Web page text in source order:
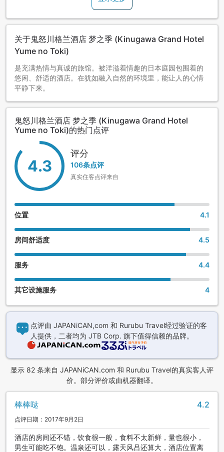
关于鬼怒川格兰酒店 梦之季 (Kinugawa Grand Hotel
Yume no Toki)
是充满热情与真诚的旅馆。被洋溢着情趣的日本庭园包围着的
悠闲、舒适的酒店。在犹如融入自然的环境里，能让人的心情
平静下来。
鬼怒川格兰酒店 梦之季 (Kinugawa Grand Hotel
Yume no Toki)的热门点评
4.3
评分
106条点评
真实住客点评来自
位置 4.1
房间舒适度 4.5
服务 4.4
其它设施服务 4
点评由 JAPANiCAN,com 和 Rurubu Travel经过验证的客
人提供，二者均为 JTB Corp. 旗下值得信赖的品牌。
显示 82 条来自 JAPANiCAN.com 和 Rurubu Travel的真实客人评
价。部分评价或由机器翻译。
棒棒哒 4.2
点评日期：2017年9月2日
酒店的房间还不错，饮食很一般，食料不太新鲜，量也很小，
男生可能吃不饱。温泉还可以，露天风吕还算大，酒店位置离